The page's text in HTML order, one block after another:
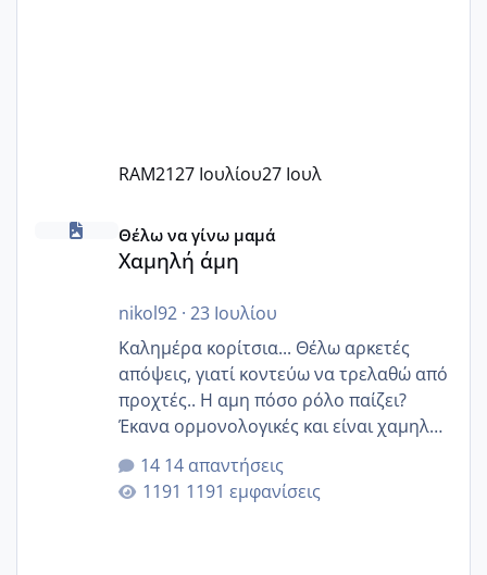
RAM2127 Ιουλίου27 Ιουλ
Χαμηλή άμη
Θέλω να γίνω μαμά
Χαμηλή άμη
nikol92· 23 Ιουλίου
Καλημέρα κορίτσια... Θέλω αρκετές
απόψεις, γιατί κοντεύω να τρελαθώ από
προχτές.. Η αμη πόσο ρόλο παίζει?
Έκανα ορμονολογικές και είναι χαμηλή
για την ηλικία μου.. Είχα ήδη μια
εγκυμοσύνη, που έπρεπε να τερματιστεί
στην 27η εβδομάδα και προσπαθώ 7
14 απαντήσεις
1191 εμφανίσεις